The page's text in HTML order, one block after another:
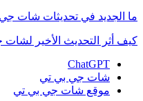
ما الجديد في تحديثات شات جي
كيف أثر التحديث الأخير
ChatGPT
شات جي بي تي
موقع شات جي بي تي